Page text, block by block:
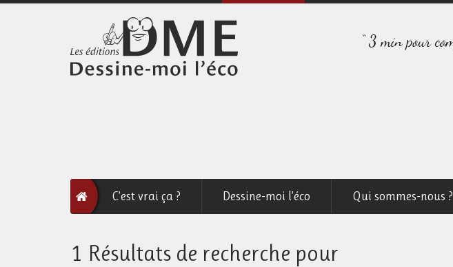
C’est vrai ça ? Dessine-moi l’éco Qui sommes-nous ?
1 Résultats de recherche pour